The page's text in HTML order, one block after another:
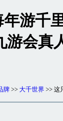
游千
会真
牌 >> 大千世界 >> 这